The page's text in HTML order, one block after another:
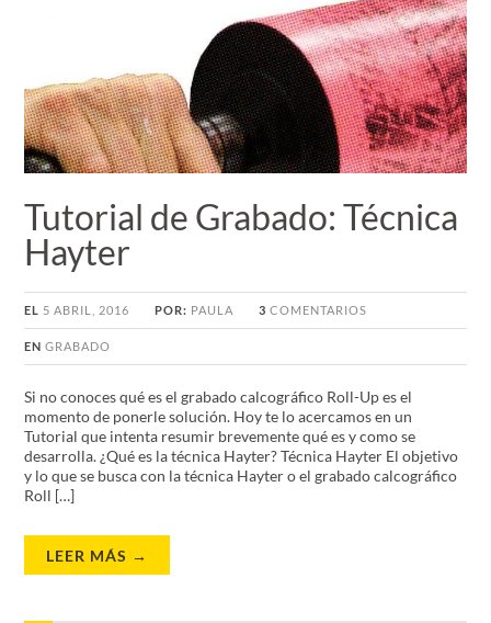
Tutorial de Grabado: Técnica
Hayter
EL 5 ABRIL, 2016 POR: PAULA 3 COMENTARIOS
EN GRABADO
Si no conoces qué es el grabado calcográfico Roll-Up es el
momento de ponerle solución. Hoy te lo acercamos en un
Tutorial que intenta resumir brevemente qué es y como se
desarrolla. ¿Qué es la técnica Hayter? Técnica Hayter El objetivo
y lo que se busca con la técnica Hayter o el grabado calcográfico
Roll […]
LEER MÁS →